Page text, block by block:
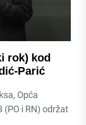
rok) kod
Parić
Opća
(PO i RN) održat